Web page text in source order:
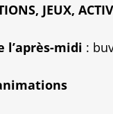
JEUX,
l’après-midi :